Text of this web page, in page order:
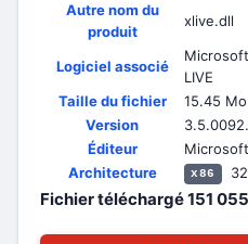
Autre nom du
produit
xlive.dll
Logiciel associé
LIVE
Taille du fichier
15.45 Mo
Version
Éditeur
Architecture
x86
Fichier téléchargé151 055